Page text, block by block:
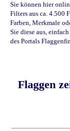
Sie können hier
Filters aus ca. 4.500
Farben, Merkmale
Sie diese aus,
des Portals
Flaggen